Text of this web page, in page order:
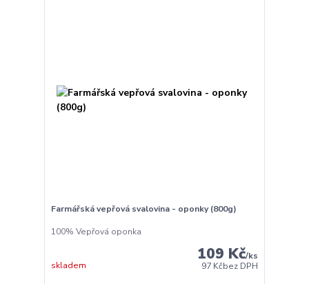
Farmářská vepřová svalovina - oponky (800g)
100% Vepřová oponka
109 Kč/ks
97 Kčbez DPH
skladem